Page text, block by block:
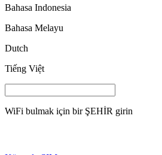
Bahasa Indonesia
Bahasa Melayu
Dutch
Tiếng Việt
WiFi bulmak için bir ŞEHİR girin